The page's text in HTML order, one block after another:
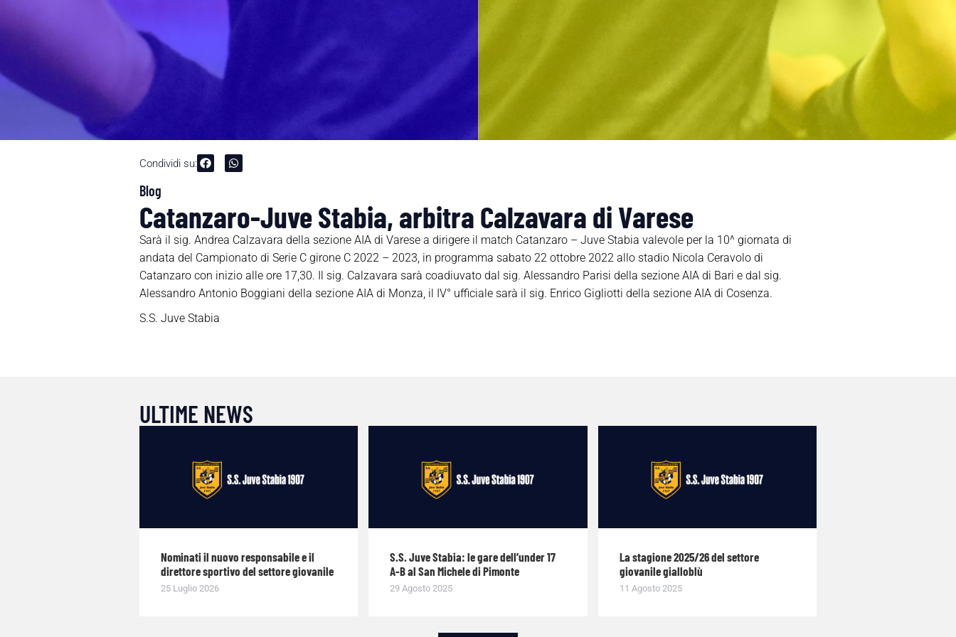
Condividi su:
Blog
Catanzaro-Juve Stabia, arbitra Calzavara di Varese
Sarà il sig. Andrea Calzavara della sezione AIA di Varese a dirigere il match Catanzaro – Juve Stabia valevole per la 10^ giornata di
andata del Campionato di Serie C girone C 2022 – 2023, in programma sabato 22 ottobre 2022 allo stadio Nicola Ceravolo di
Catanzaro con inizio alle ore 17,30. Il sig. Calzavara sarà coadiuvato dal sig. Alessandro Parisi della sezione AIA di Bari e dal sig.
Alessandro Antonio Boggiani della sezione AIA di Monza, il IV° ufficiale sarà il sig. Enrico Gigliotti della sezione AIA di Cosenza.
S.S. Juve Stabia
ULTIME NEWS
Nominati il nuovo responsabile e il
direttore sportivo del settore giovanile
25 Luglio 2026
S.S. Juve Stabia: le gare dell’under 17
A-B al San Michele di Pimonte
29 Agosto 2025
La stagione 2025/26 del settore
giovanile gialloblù
11 Agosto 2025